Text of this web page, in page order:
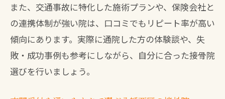
また、交通事故に特化した施術プランや、保険会社と
の連携体制が強い院は、口コミでもリピート率が高い
傾向にあります。実際に通院した方の体験談や、失
敗・成功事例も参考にしながら、自分に合った接骨院
選びを行いましょう。